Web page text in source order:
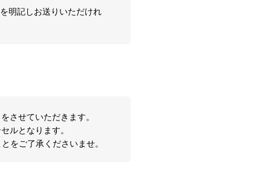
明記しお送りいただけれ
させていただきます。
ルとなります。
をご了承くださいませ。